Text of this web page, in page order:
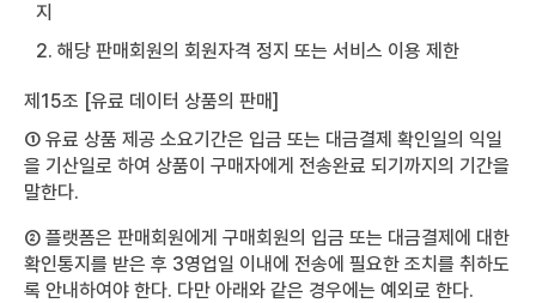
지
2. 해당 판매회원의 회원자격 정지 또는 서비스 이용 제한
제15조 [유료 데이터 상품의 판매]
① 유료 상품 제공 소요기간은 입금 또는 대금결제 확인일의 익일
을 기산일로 하여 상품이 구매자에게 전송완료 되기까지의 기간을
말한다.
② 플랫폼은 판매회원에게 구매회원의 입금 또는 대금결제에 대한
확인통지를 받은 후 3영업일 이내에 전송에 필요한 조치를 취하도
록 안내하여야 한다. 다만 아래와 같은 경우에는 예외로 한다.